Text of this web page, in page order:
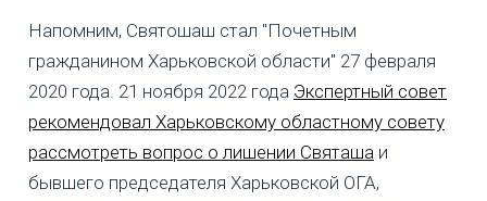
Напомним, Святошаш стал "Почетным
гражданином Харьковской области" 27 февраля
2020 года. 21 ноября 2022 года Экспертный совет
рекомендовал Харьковскому областному совету
рассмотреть вопрос о лишении Святаша и
бывшего председателя Харьковской ОГА,